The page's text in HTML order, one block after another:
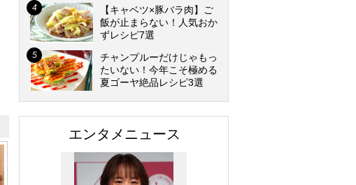
【キャベツ×豚バラ肉】ご
飯が止まらない！人気おか
ずレシピ7選
チャンプルーだけじゃもっ
たいない！今年こそ極める
夏ゴーヤ絶品レシピ3選
エンタメニュース